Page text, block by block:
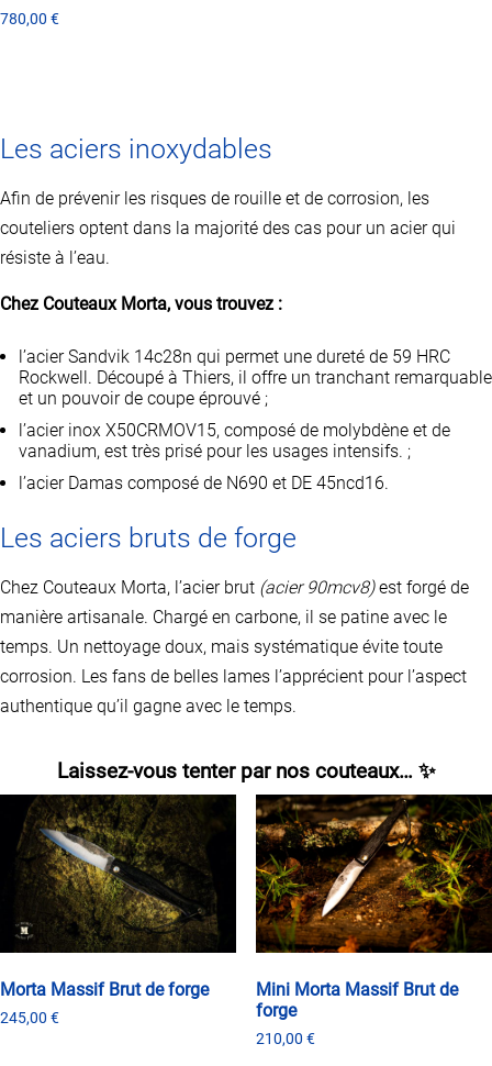
du
780,00 €
Les aciers inoxydables
Afin de prévenir les risques de rouille et de corrosion, les
couteliers optent dans la majorité des cas pour un acier qui
résiste à l’eau.
Chez Couteaux Morta, vous trouvez :
l’acier Sandvik 14c28n qui permet une dureté de 59 HRC
Rockwell. Découpé à Thiers, il offre un tranchant remarquable
et un pouvoir de coupe éprouvé ;
l’acier inox X50CRMOV15, composé de molybdène et de
vanadium, est très prisé pour les usages intensifs. ;
l’acier Damas composé de N690 et DE 45ncd16.
Les aciers bruts de forge
Chez Couteaux Morta, l’acier brut (acier 90mcv8)est forgé de
manière artisanale. Chargé en carbone, il se patine avec le
temps. Un nettoyage doux, mais systématique évite toute
corrosion. Les fans de belles lames l’apprécient pour l’aspect
authentique qu’il gagne avec le temps.
Laissez-vous tenter par nos couteaux… ✨
Morta Massif Brut de forge
245,00 €
Mini Morta Massif Brut de
forge
210,00 €